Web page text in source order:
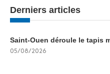
Derniers articles
Saint-Ouen déroule le tapis
05/08/2026